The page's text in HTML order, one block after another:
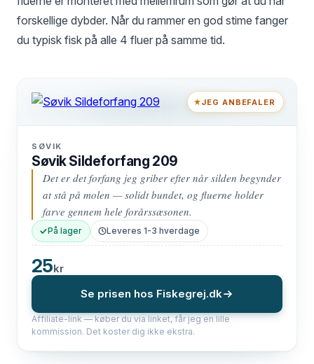
forskellige dybder. Når du rammer en god stime fanger
du typisk fisk på alle 4 fluer på samme tid.
JEG ANBEFALER
SØVIK
Søvik Sildeforfang 209
Det er det forfang jeg griber efter når silden begynder
at stå på molen — solidt bundet, og fluerne holder
farve gennem hele forårssæsonen.
På lager Leveres 1-3 hverdage
25kr
Se prisen hos Fiskegrej.dk
Affiliate-link — køber du via linket, får jeg en lille
kommission. Det koster dig ikke ekstra.